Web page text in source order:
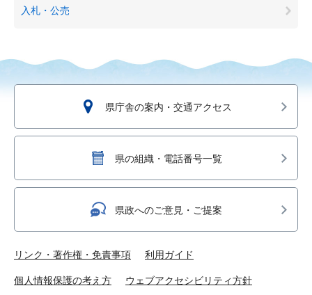
入札・公売
県庁舎の案内・交通アクセス
県の組織・電話番号一覧
県政へのご意見・ご提案
リンク・著作権・免責事項 利用ガイド
個人情報保護の考え方 ウェブアクセシビリティ方針